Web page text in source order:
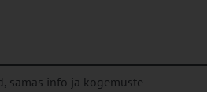
samas info ja kogemuste